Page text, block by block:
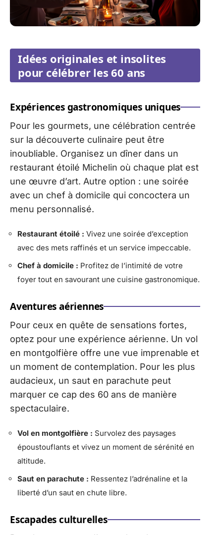
Idées originales et insolites
pour célébrer les 60 ans
Expériences gastronomiques uniques
Pour les gourmets, une célébration centrée
sur la découverte culinaire peut être
inoubliable. Organisez un dîner dans un
restaurant étoilé Michelin où chaque plat est
une œuvre d’art. Autre option : une soirée
avec un chef à domicile qui concoctera un
menu personnalisé.
Restaurant étoilé : Vivez une soirée d’exception
avec des mets raffinés et un service impeccable.
Chef à domicile : Profitez de l’intimité de votre
foyer tout en savourant une cuisine gastronomique.
Aventures aériennes
Pour ceux en quête de sensations fortes,
optez pour une expérience aérienne. Un vol
en montgolfière offre une vue imprenable et
un moment de contemplation. Pour les plus
audacieux, un saut en parachute peut
marquer ce cap des 60 ans de manière
spectaculaire.
Vol en montgolfière : Survolez des paysages
époustouflants et vivez un moment de sérénité en
altitude.
Saut en parachute : Ressentez l’adrénaline et la
liberté d’un saut en chute libre.
Escapades culturelles